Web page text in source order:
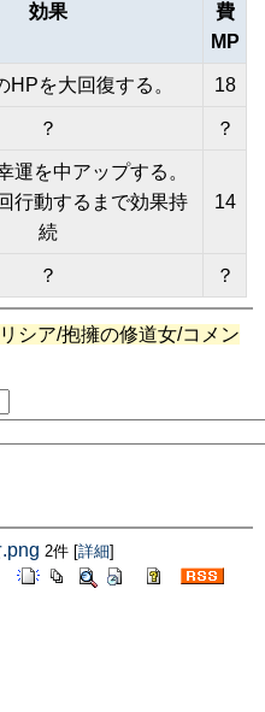
効果
費
MP
HPを大回復する。 18
？ ？
運を中アップする。
行動するまで効果持
続
14
？ ？
シア/抱擁の修道女/コメン
2件 [詳細]